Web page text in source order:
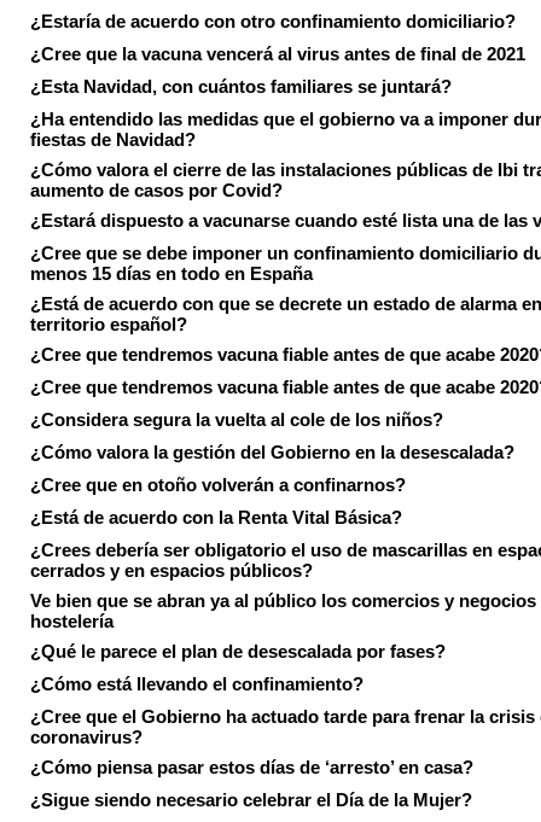
¿Estaría de acuerdo con otro confinamiento domiciliario?
¿Cree que la vacuna vencerá al virus antes de final de 2021
¿Esta Navidad, con cuántos familiares se juntará?
¿Ha entendido las medidas que el gobierno va a imponer
fiestas de Navidad?
¿Cómo valora el cierre de las instalaciones públicas de Ibi
aumento de casos por Covid?
¿Estará dispuesto a vacunarse cuando esté lista una de las
¿Cree que se debe imponer un confinamiento domiciliario
menos 15 días en todo en España
¿Está de acuerdo con que se decrete un estado de alarma
territorio español?
¿Cree que tendremos vacuna fiable antes de que acabe
¿Cree que tendremos vacuna fiable antes de que acabe
¿Considera segura la vuelta al cole de los niños?
¿Cómo valora la gestión del Gobierno en la desescalada?
¿Cree que en otoño volverán a confinarnos?
¿Está de acuerdo con la Renta Vital Básica?
¿Crees debería ser obligatorio el uso de mascarillas en
cerrados y en espacios públicos?
Ve bien que se abran ya al público los comercios y negocios
hostelería
¿Qué le parece el plan de desescalada por fases?
¿Cómo está llevando el confinamiento?
¿Cree que el Gobierno ha actuado tarde para frenar la crisis
coronavirus?
¿Cómo piensa pasar estos días de ‘arresto’ en casa?
¿Sigue siendo necesario celebrar el Día de la Mujer?